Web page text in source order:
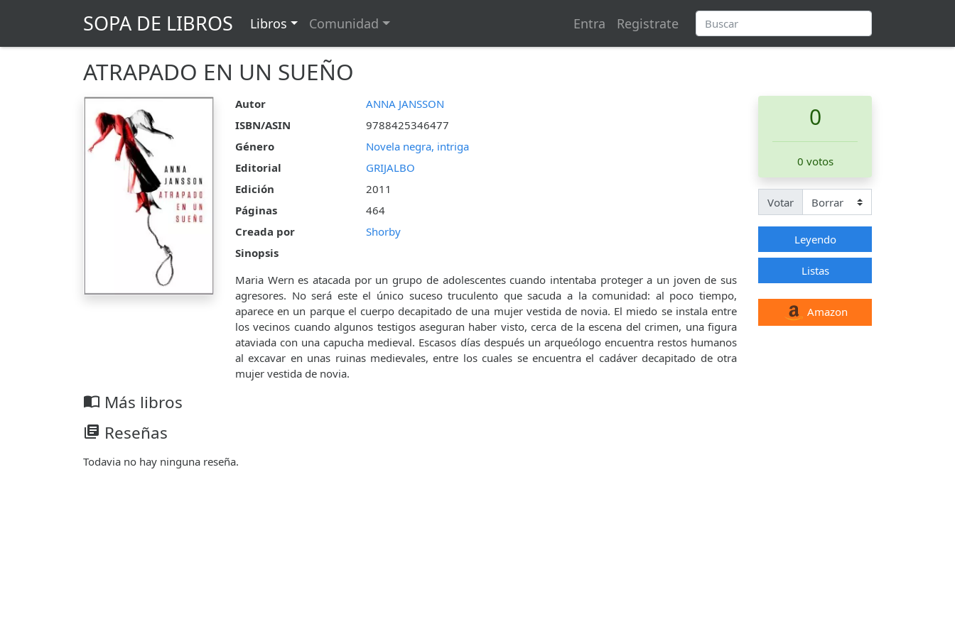
SOPA DE LIBROS Libros Comunidad Entra Registrate
ATRAPADO EN UN SUEÑO
Autor
ANNA JANSSON
ISBN/ASIN
9788425346477
Género
Novela negra, intriga
Editorial
GRIJALBO
Edición
2011
Páginas
464
Creada por
Shorby
Sinopsis
Maria Wern es atacada por un grupo de adolescentes cuando intentaba proteger a un joven de sus
agresores. No será este el único suceso truculento que sacuda a la comunidad: al poco tiempo,
aparece en un parque el cuerpo decapitado de una mujer vestida de novia. El miedo se instala entre
los vecinos cuando algunos testigos aseguran haber visto, cerca de la escena del crimen, una figura
ataviada con una capucha medieval. Escasos días después un arqueólogo encuentra restos humanos
al excavar en unas ruinas medievales, entre los cuales se encuentra el cadáver decapitado de otra
mujer vestida de novia.
0
0 votos
Votar
Leyendo
Listas
Amazon
import_contacts Más libros
library_books Reseñas
Todavia no hay ninguna reseña.